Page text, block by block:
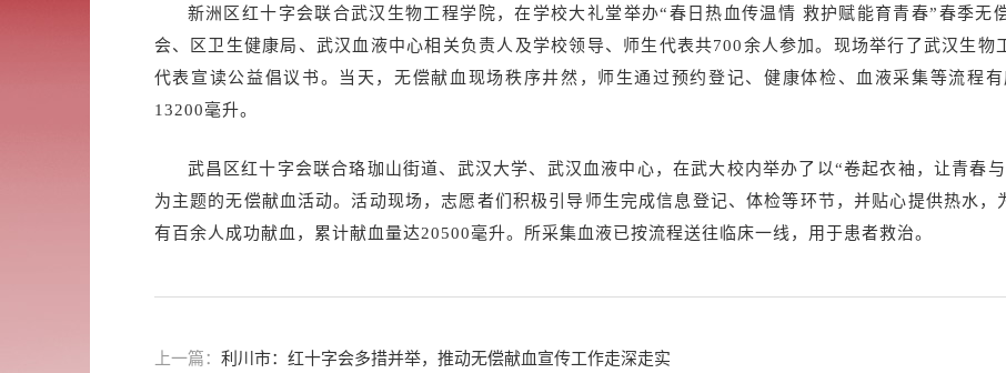
新洲区红十字会联合武汉生物工程学院，在学校大礼堂举办“春日热血传温情 救护赋能育青春”春季无
会、区卫生健康局、武汉血液中心相关负责人及学校领导、师生代表共700余人参加。现场举行了武汉生物
代表宣读公益倡议书。当天，无偿献血现场秩序井然，师生通过预约登记、健康体检、血液采集等流程
13200毫升。
武昌区红十字会联合珞珈山街道、武汉大学、武汉血液中心，在武大校内举办了以“卷起衣袖，让青春
为主题的无偿献血活动。活动现场，志愿者们积极引导师生完成信息登记、体检等环节，并贴心提供热水
有百余人成功献血，累计献血量达20500毫升。所采集血液已按流程送往临床一线，用于患者救治。
上一篇： 利川市：红十字会多措并举，推动无偿献血宣传工作走深走实